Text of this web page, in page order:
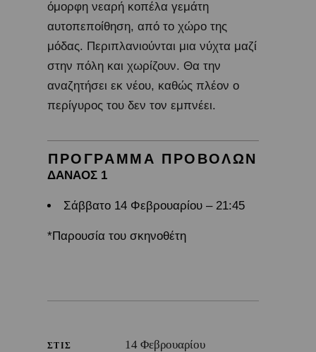
όμορφη νεαρή κοπέλα γεμάτη
αυτοπεποίθηση, από το χώρο της
μόδας. Περιπλανιούνται μια νύχτα μαζί
στην πόλη και χωρίζουν. Θα την
αναζητήσει εκ νέου, καθώς πλέον ο
περίγυρος του δεν τον εμπνέει.
ΠΡΟΓΡΑΜΜΑ ΠΡΟΒΟΛΩΝ
ΔΑΝΑΟΣ 1
Σάββατο 14 Φεβρουαρίου – 21:45
*Παρουσία του σκηνοθέτη
ΣΤΙΣ 14 Φεβρουαρίου